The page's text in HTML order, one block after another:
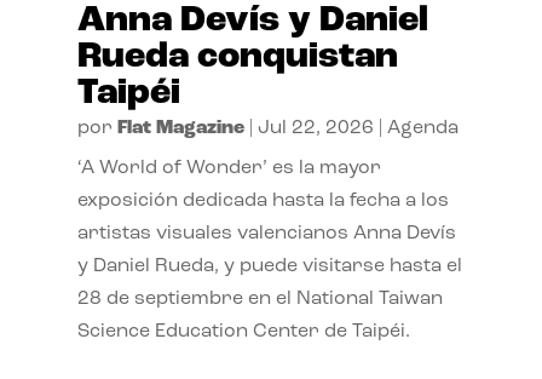
Anna Devís y Daniel
Rueda conquistan
Taipéi
por Flat Magazine| Jul 22, 2026 Agenda
‘A World of Wonder’ es la mayor
exposición dedicada hasta la fecha a los
artistas visuales valencianos Anna Devís
y Daniel Rueda, y puede visitarse hasta el
28 de septiembre en el National Taiwan
Science Education Center de Taipéi.